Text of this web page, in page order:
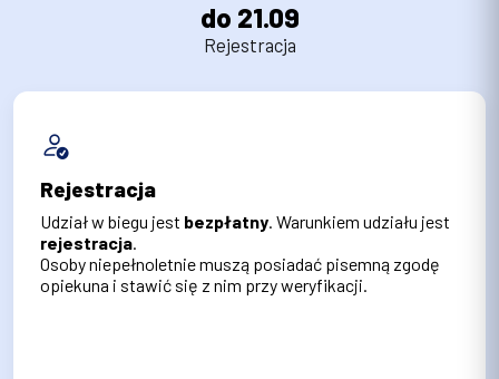
do 21.09
Rejestracja
Rejestracja
Udział w biegu jest bezpłatny. Warunkiem udziału jest
rejestracja.
Osoby niepełnoletnie muszą posiadać pisemną zgodę
opiekuna i stawić się z nim przy weryfikacji.